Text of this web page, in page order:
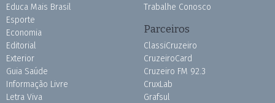
Educa Mais Brasil
Esporte
Economia
Editorial
Exterior
Guia Saúde
Informação Livre
Letra Viva
Trabalhe Conosco
Parceiros
ClassiCruzeiro
CruzeiroCard
Cruzeiro FM 92.3
CruxLab
Grafsul